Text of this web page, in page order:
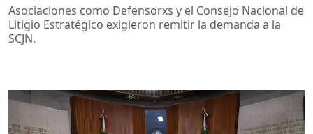
Asociaciones como Defensorxs y el Consejo Nacional de
Litigio Estratégico exigieron remitir la demanda a la
SCJN.